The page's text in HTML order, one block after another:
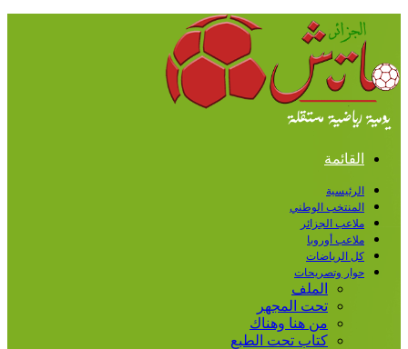
القائمة
الرئيسية
المنتخب الوطني
ملاعب الجزائر
ملاعب أوروبا
كل الرياضات
حوار وتصريحات
الملف
تحت المجهر
من هنا وهناك
كتاب تحت الطبع